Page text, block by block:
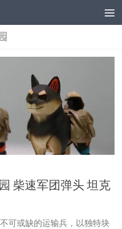
柴速军团弹头 坦克
可或缺的运输兵，以独特块